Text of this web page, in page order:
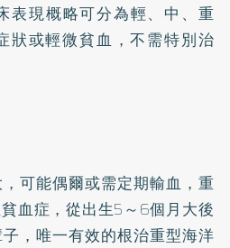
表現概略可分為輕、中、重
狀或輕微貧血，不需特別治
可能偶爾或需定期輸血，重
血症，從出生5～6個月大後
，唯一有效的根治重型海洋